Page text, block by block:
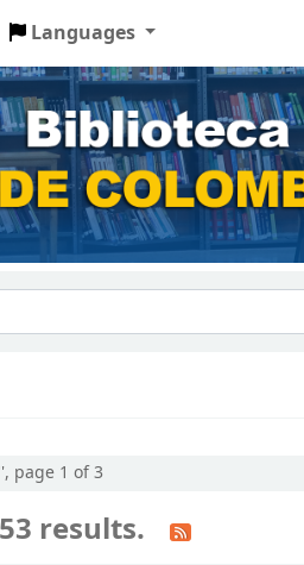
Languages
page 1 of 3
results.